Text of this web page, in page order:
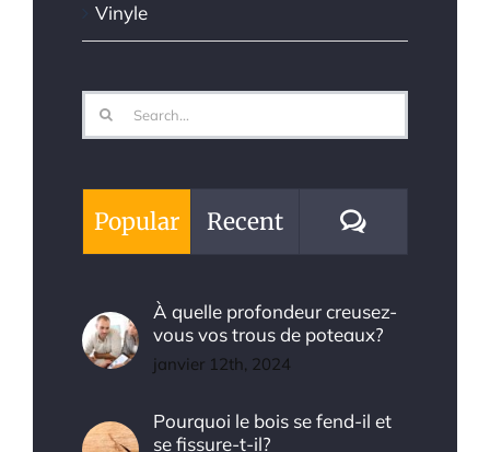
Vinyle
Search
for:
Popular Recent Comments
À quelle profondeur creusez-
vous vos trous de poteaux?
janvier 12th, 2024
Pourquoi le bois se fend-il et
se fissure-t-il?